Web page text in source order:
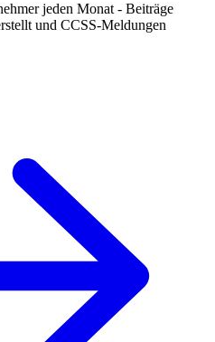
jeden Monat - Beiträge
und CCSS-Meldungen